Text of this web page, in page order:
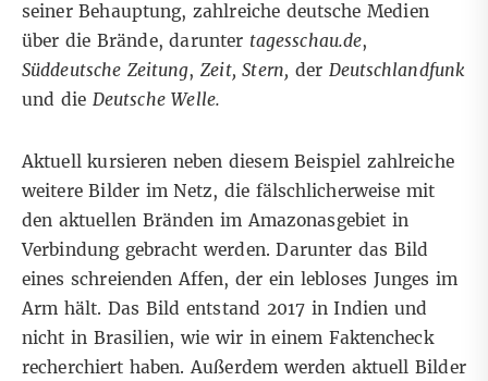
seiner Behauptung, zahlreiche deutsche Medien
über die Brände, darunter tagesschau.de,
Süddeutsche Zeitung,Zeit,Stern, der Deutschlandfunk
und die Deutsche Welle.
Aktuell kursieren neben diesem Beispiel zahlreiche
weitere Bilder im Netz, die fälschlicherweise mit
den aktuellen Bränden im Amazonasgebiet in
Verbindung gebracht werden. Darunter das Bild
eines schreienden Affen, der ein lebloses Junges im
Arm hält. Das Bild entstand 2017 in Indien und
nicht in Brasilien, wie wir in einem Faktencheck
recherchiert haben. Außerdem werden aktuell Bilder